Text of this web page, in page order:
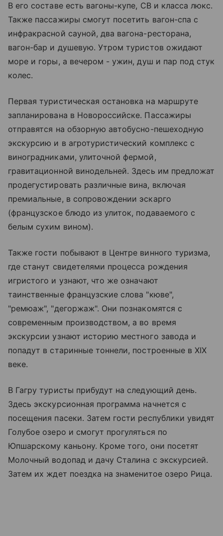
В его составе есть вагоны-купе, СВ и класса люкс.
Также пассажиры смогут посетить вагон-спа с
инфракрасной сауной, два вагона-ресторана,
вагон-бар и душевую. Утром туристов ожидают
море и горы, а вечером - ужин, душ и пар под стук
колес.
Первая туристическая остановка на маршруте
запланирована в Новороссийске. Пассажиры
отправятся на обзорную автобусно-пешеходную
экскурсию и в агротуристический комплекс с
виноградниками, улиточной фермой,
гравитационной винодельней. Здесь им предложат
продегустировать различные вина, включая
премиальные, в сопровождении эскарго
(французское блюдо из улиток, подаваемого с
белым сухим вином).
Также гости побывают в Центре винного туризма,
где станут свидетелями процесса рождения
игристого и узнают, что же означают
таинственные французские слова "кюве",
"ремюаж", "дегоржаж". Они познакомятся с
современным производством, а во время
экскурсии узнают историю местного завода и
попадут в старинные тоннели, построенные в XIX
веке.
В Гагру туристы прибудут на следующий день.
Здесь экскурсионная программа начнется с
посещения пасеки. Затем гости республики увидят
Голубое озеро и смогут прогуляться по
Юпшарскому каньону. Кроме того, они посетят
Молочный водопад и дачу Сталина с экскурсией.
Затем их ждет поездка на знаменитое озеро Рица.